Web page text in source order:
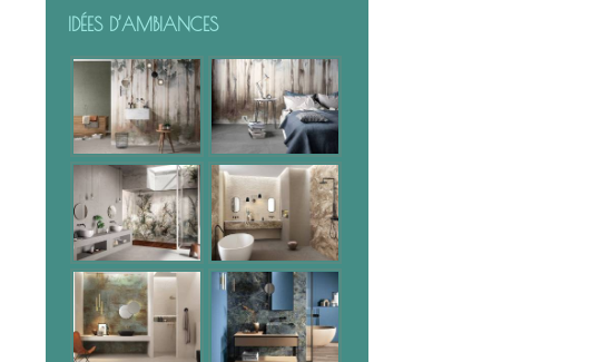
IDÉES D’AMBIANCES